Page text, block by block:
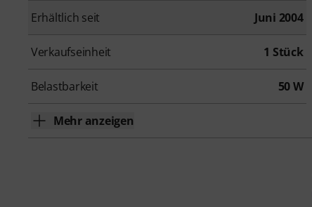
Erhältlich seit Juni 2004
Verkaufseinheit 1 Stück
Belastbarkeit 50 W
Mehr anzeigen